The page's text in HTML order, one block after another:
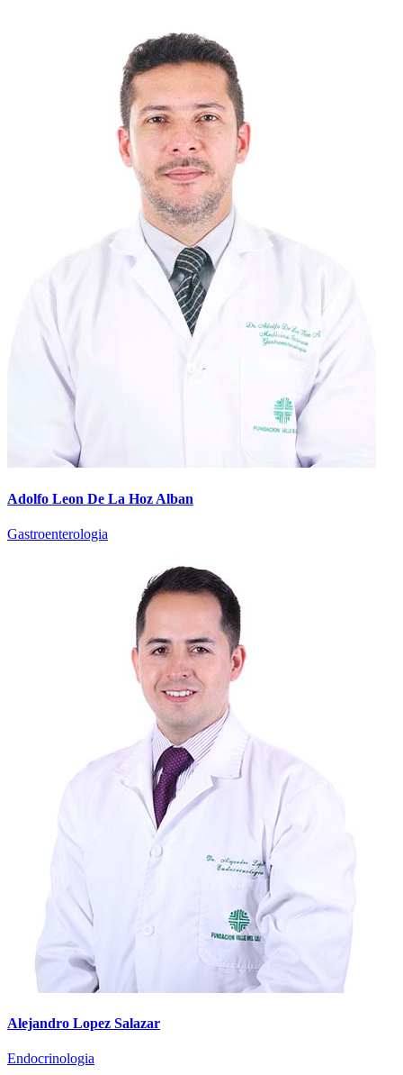
Adolfo Leon De La Hoz Alban
Gastroenterologia
Alejandro Lopez Salazar
Endocrinologia